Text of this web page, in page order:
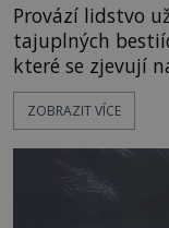
Provází lidstvo
tajuplných
které se zjevují
světě. Mnozí
brány do
tzv. pekelných psech?
ZOBRAZIT VÍCE